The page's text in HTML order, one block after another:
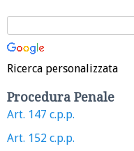
Ricerca personalizzata
Procedura Penale
Art. 147 c.p.p.
Art. 152 c.p.p.